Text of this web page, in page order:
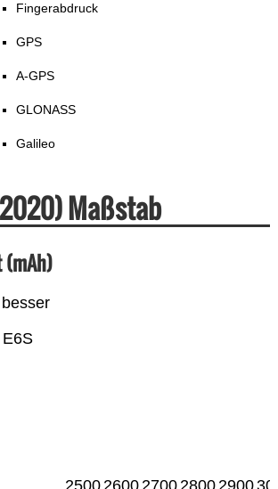
Fingerabdruck
GPS
A-GPS
GLONASS
Galileo
Maßstab
(mAh)